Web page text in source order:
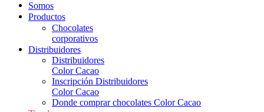
Somos
Productos
Chocolates
corporativos
Distribuidores
Distribuidores
Color Cacao
Inscripción Distribuidores
Color Cacao
Donde comprar chocolates Color Cacao